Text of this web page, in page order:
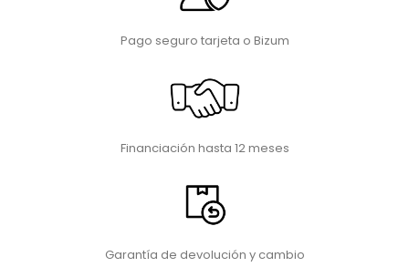
Pago seguro tarjeta o Bizum
Financiación hasta 12 meses
Garantía de devolución y cambio